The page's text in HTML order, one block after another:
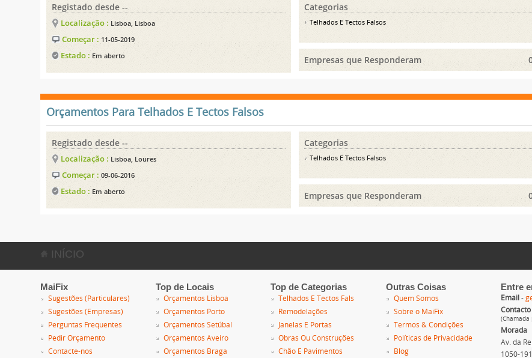
Registado desde --
Localização : Lisboa, Lisboa
Começar : 11-05-2019
Estado : Em aberto
Categorias
Telhados E Tectos Falsos
Empresas que Responderam
Orçamentos Para Telhados E Tectos Falsos
Registado desde --
Localização : Lisboa, Loures
Começar :09-06-2016
Estado : Em aberto
Categorias
Telhados E Tectos Falsos
Empresas que Responderam
INÍCIO
MaiFix
Sugestões (Particulares)
Sugestões (Empresas)
Perguntas Frequentes
Pedir Orçamento
Contacte-nos
Top de Locais
Orçamentos Lisboa
Orçamentos Porto
Orçamentos Setúbal
Orçamentos Aveiro
Orçamentos Braga
Top de Categorias
Telhados E Tectos Fals
Remodelações
Janelas E Portas
Obras Ou Construções
Chão E Pavimentos
Outras Coisas
Quem Somos
Sobre o MaiFix
Termos & Condições
Políticas de Privacidade
Blog
Entre
Email-
Contacto
Morada
Av. da
1050-